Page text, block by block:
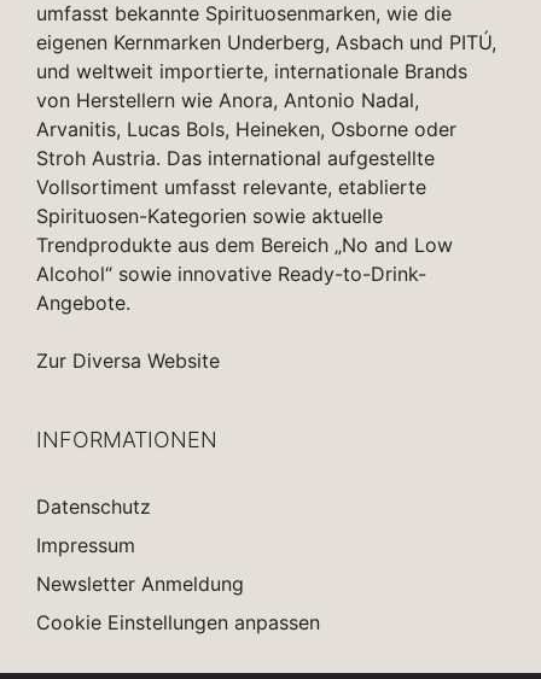
umfasst bekannte Spirituosenmarken, wie die
eigenen Kernmarken Underberg, Asbach und PITÚ,
und weltweit importierte, internationale Brands
von Herstellern wie Anora, Antonio Nadal,
Arvanitis, Lucas Bols, Heineken, Osborne oder
Stroh Austria. Das international aufgestellte
Vollsortiment umfasst relevante, etablierte
Spirituosen-Kategorien sowie aktuelle
Trendprodukte aus dem Bereich „No and Low
Alcohol“ sowie innovative Ready-to-Drink-
Angebote.
Zur Diversa Website
INFORMATIONEN
Datenschutz
Impressum
Newsletter Anmeldung
Cookie Einstellungen anpassen